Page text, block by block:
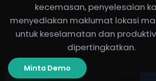
kecemasan, penyelesaian
menyediakan maklumat lokasi
untuk keselamatan dan
dipertingkatkan.
Minta Demo